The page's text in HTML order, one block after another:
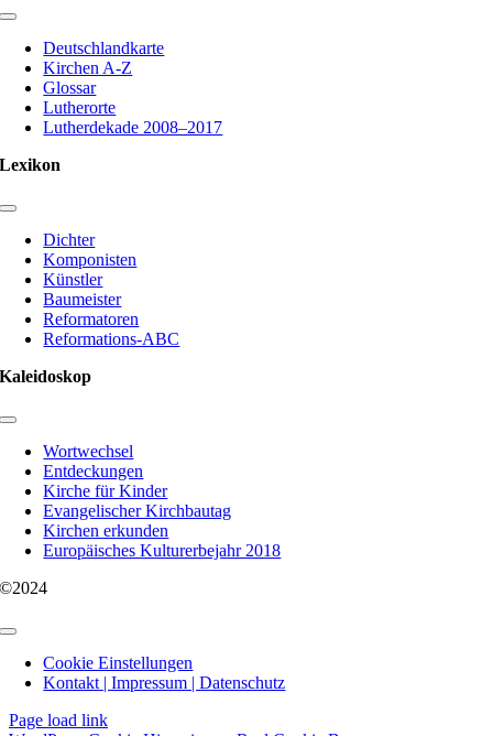
Toggle
NavigationDeutschlandkarte
Kirchen A-Z
Glossar
Lutherorte
Lutherdekade 2008–2017
Lexikon
Toggle
Navigation
Dichter
Komponisten
Künstler
Baumeister
Reformatoren
Reformations-ABC
Kaleidoskop
Toggle
NavigationWortwechsel
Entdeckungen
Kirche für Kinder
Evangelischer Kirchbautag
Kirchen erkunden
Europäisches Kulturerbejahr 2018
©2024
Toggle
NavigationCookie Einstellungen
Kontakt | Impressum | Datenschutz
Page load link